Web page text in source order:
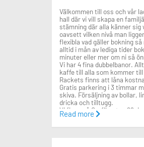
Välkommen till oss och vår
hall där vi vill skapa en
stämning där alla känner sig
oavsett vilken nivå man
flexibla vad gäller bokning så
alltid i mån av lediga tider
minuter eller mer om ni så
Vi har 4 fina dubbelbanor.
kaffe till alla som kommer
Rackets finns att låna
Gratis parkering i 3 timmar
skiva. Försäljning av bollar,
dricka och tilltugg.
Vi finns på Grafikgatan 26, i
byggnad som WAP tidigare
Read more